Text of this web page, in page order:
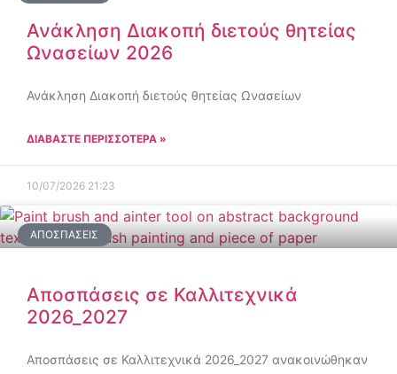
Ανάκληση Διακοπή διετούς θητείας
Ωνασείων 2026
Ανάκληση Διακοπή διετούς θητείας Ωνασείων
ΔΙΑΒΑΣΤΕ ΠΕΡΙΣΣΟΤΕΡΑ »
10/07/2026 21:23
ΑΠΟΣΠΆΣΕΙΣ
Αποσπάσεις σε Καλλιτεχνικά
2026_2027
Αποσπάσεις σε Καλλιτεχνικά 2026_2027 ανακοινώθηκαν